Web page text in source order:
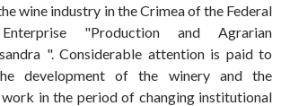
wine industry in the Crimea of the Federal
"Production and Agrarian
". Considerable attention is paid to
development of the winery and the
in the period of changing institutional